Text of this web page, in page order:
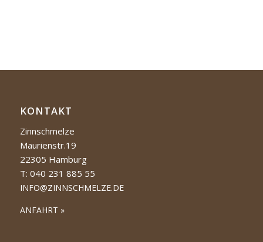
KONTAKT
Zinnschmelze
Maurienstr.19
22305 Hamburg
T: 040 231 885 55
INFO@ZINNSCHMELZE.DE
ANFAHRT »